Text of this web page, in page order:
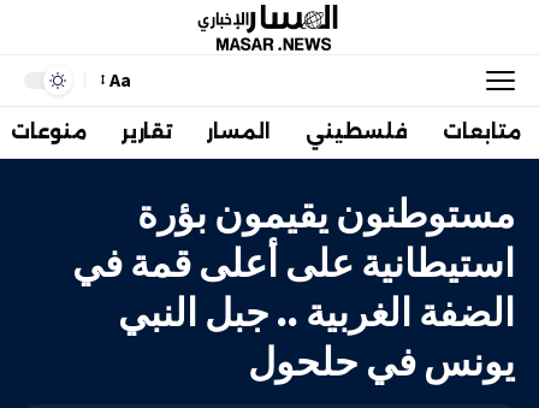
Aa
متابعات فلسطيني المسار تقارير منوعات
مستوطنون يقيمون بؤرة
استيطانية على أعلى قمة في
الضفة الغربية .. جبل النبي
يونس في حلحول